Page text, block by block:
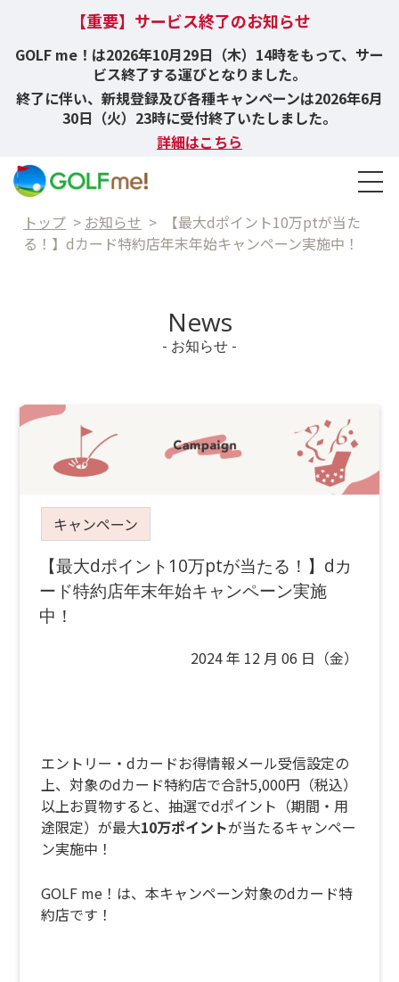
【重要】サービス終了のお知らせ
GOLF me！は2026年10月29日（木）14時をもって、サー
ビス終了する運びとなりました。
終了に伴い、新規登録及び各種キャンペーンは2026年6月
30日（火）23時に受付終了いたしました。
詳細はこちら
トップ > お知らせ >
【最大dポイント10万ptが当た
る！】dカード特約店年末年始キャンペーン実施中！
News
- お知らせ -
キャンペーン
【最大dポイント10万ptが当たる！】dカ
ード特約店年末年始キャンペーン実施
中！
2024 年 12 月 06 日（金）
エントリー・dカードお得情報メール受信設定の
上、対象のdカード特約店で合計5,000円（税込）
以上お買物すると、抽選でdポイント（期間・用
途限定）が最大10万ポイントが当たるキャンペー
ン実施中！
GOLF me！は、本キャンペーン対象のdカード特
約店です！